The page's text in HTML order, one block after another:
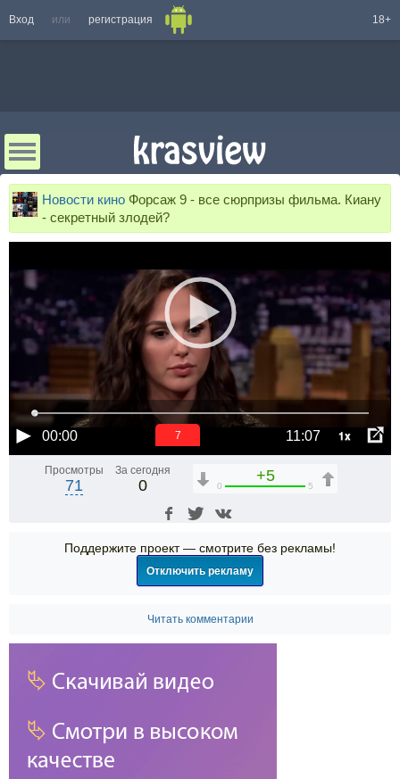
Вход или регистрация 18+
Новости кино Форсаж 9 - все сюрпризы фильма. Киану
- секретный злодей?
00:00 11:07 1x
7
Просмотры
71
За сегодня
0
+5
0 5
Поддержите проект — смотрите без рекламы!
Отключить рекламу
Читать комментарии